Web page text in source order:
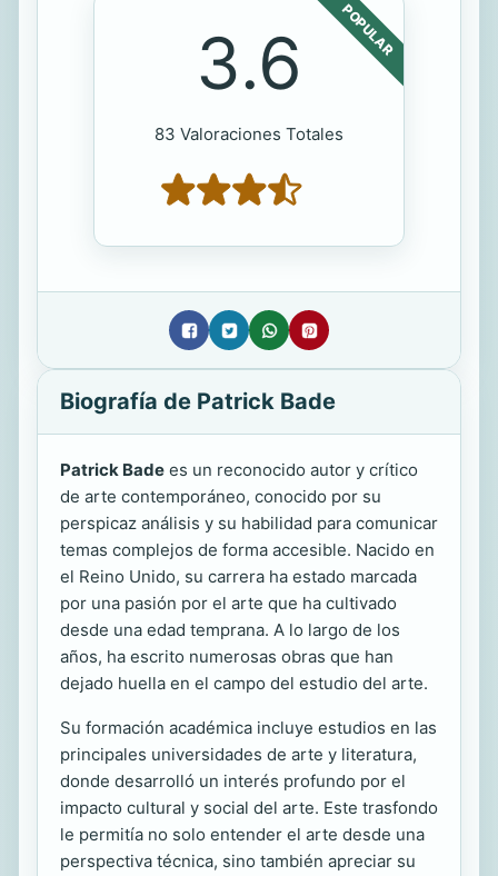
POPULAR
3.6
83 Valoraciones Totales
Biografía de Patrick Bade
Patrick Bade es un reconocido autor y crítico
de arte contemporáneo, conocido por su
perspicaz análisis y su habilidad para comunicar
temas complejos de forma accesible. Nacido en
el Reino Unido, su carrera ha estado marcada
por una pasión por el arte que ha cultivado
desde una edad temprana. A lo largo de los
años, ha escrito numerosas obras que han
dejado huella en el campo del estudio del arte.
Su formación académica incluye estudios en las
principales universidades de arte y literatura,
donde desarrolló un interés profundo por el
impacto cultural y social del arte. Este trasfondo
le permitía no solo entender el arte desde una
perspectiva técnica, sino también apreciar su